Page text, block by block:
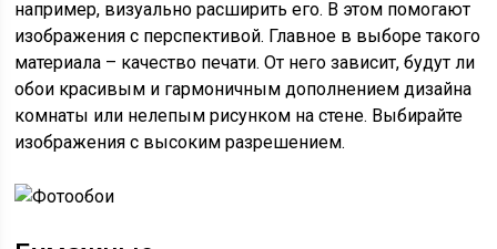
например, визуально расширить его. В этом помогают
изображения с перспективой. Главное в выборе такого
материала – качество печати. От него зависит, будут ли
обои красивым и гармоничным дополнением дизайна
комнаты или нелепым рисунком на стене. Выбирайте
изображения с высоким разрешением.